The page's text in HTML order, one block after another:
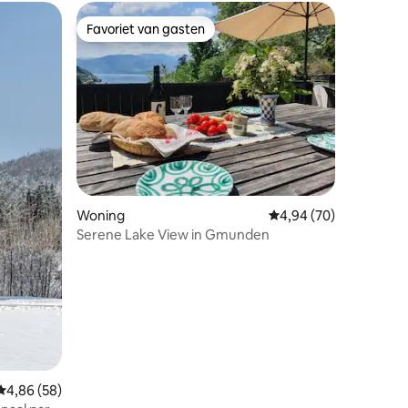
beoordeling van 4,86 uit 5, 58 recensies
4,86 (58)
Favoriet van gasten
Favoriet van gasten
Woning Gemiddelde
4,94 (70)
Serene Lake View in Gmunden